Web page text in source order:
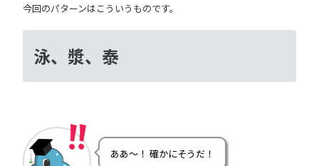
今回のパターンはこういうものです。
泳、漿、泰
ああ～！ 確かにそうだ！